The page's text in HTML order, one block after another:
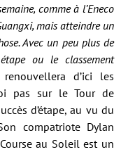
comme à l’Eneco
mais atteindre un
Avec un peu plus de
ou le classement
d’ici les
pas sur le Tour de
d’étape, au vu du
compatriote Dylan
au Soleil est un